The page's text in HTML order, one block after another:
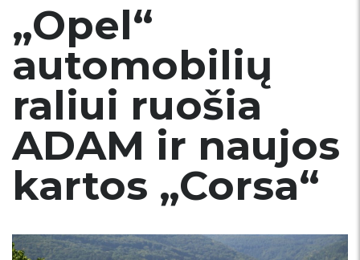
„Opel“
automobilių
raliui ruošia
ADAM ir naujos
kartos „Corsa“